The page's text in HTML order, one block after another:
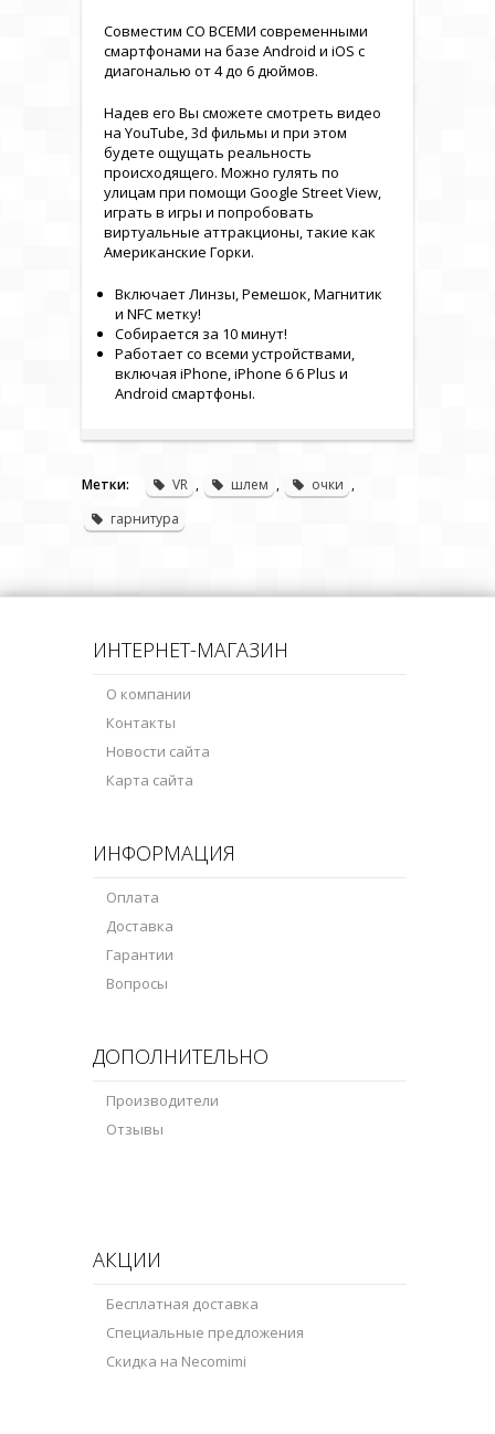
Совместим СО ВСЕМИ современными
смартфонами на базе Android и iOS c
диагональю от 4 до 6 дюймов.
Надев его Вы сможете смотреть видео
на YouTube, 3d фильмы и при этом
будете ощущать реальность
происходящего. Можно гулять по
улицам при помощи Google Street View,
играть в игры и попробовать
виртуальные аттракционы, такие как
Американские Горки.
Включает Линзы, Ремешок, Магнитик
и NFC метку!
Собирается за 10 минут!
Работает со всеми устройствами,
включая iPhone, iPhone 6 6 Plus и
Android смартфоны.
Метки: VR , шлем , очки ,
гарнитура
ИНТЕРНЕТ-МАГАЗИН
О компании
Контакты
Новости сайта
Карта сайта
ИНФОРМАЦИЯ
Оплата
Доставка
Гарантии
Вопросы
ДОПОЛНИТЕЛЬНО
Производители
Отзывы
АКЦИИ
Бесплатная доставка
Специальные предложения
Скидка на Necomimi